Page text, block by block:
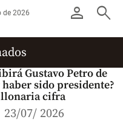
person search
de 2026
Gustavo Petro de
sido presidente?
cifra
23/07/ 2026